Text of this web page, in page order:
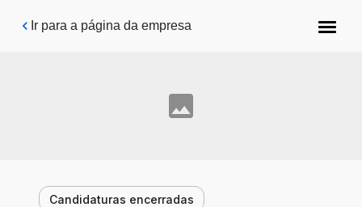
Pular para o conteúdo principal
Ir para a página da empresa
Candidaturas encerradas